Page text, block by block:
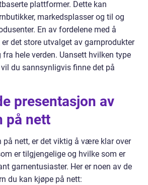
plattformer. Dette kan
markedsplasser og til og
En av fordelene med å
det store utvalget av garnprodukter
hele verden. Uansett hvilken type
du sannsynligvis finne det på
presentasjon av
på nett
på nett, er det viktig å være klar over
er tilgjengelige og hvilke som er
garnentusiaster. Her er noen av de
du kan kjøpe på nett: